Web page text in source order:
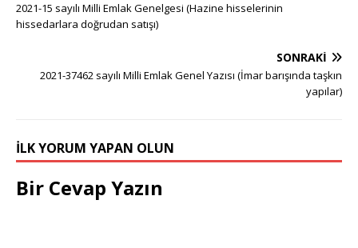
2021-15 sayılı Milli Emlak Genelgesi (Hazine hisselerinin
hissedarlara doğrudan satışı)
SONRAKI
2021-37462 sayılı Milli Emlak Genel Yazısı (İmar barışında taşkın
yapılar)
İLK YORUM YAPAN OLUN
Bir Cevap Yazın